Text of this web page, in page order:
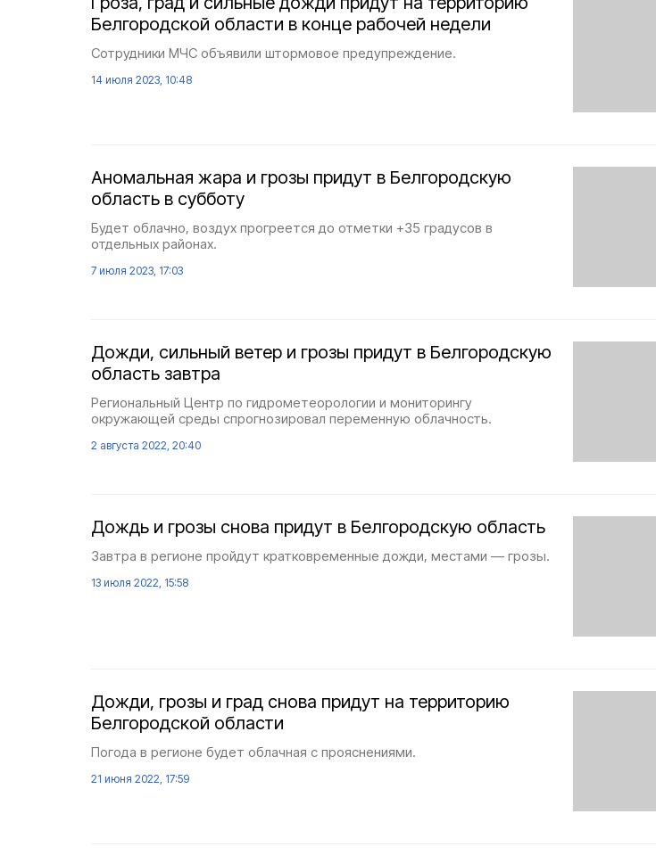
Белгородской области в конце рабочей недели
Сотрудники МЧС объявили штормовое предупреждение.
14 июля 2023, 10:48
Аномальная жара и грозы придут в Белгородскую
область в субботу
Будет облачно, воздух прогреется до отметки +35 градусов в
отдельных районах.
7 июля 2023, 17:03
Дожди, сильный ветер и грозы придут в Белгородскую
область завтра
Региональный Центр по гидрометеорологии и мониторингу
окружающей среды спрогнозировал переменную облачность.
2 августа 2022, 20:40
Дождь и грозы снова придут в Белгородскую область
Завтра в регионе пройдут кратковременные дожди, местами — грозы.
13 июля 2022, 15:58
Дожди, грозы и град снова придут на территорию
Белгородской области
Погода в регионе будет облачная с прояснениями.
21 июня 2022, 17:59